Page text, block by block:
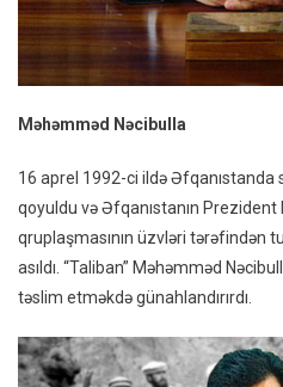
Məhəmməd Nəcibulla
16 aprel 1992-ci ildə
qoyuldu və Əfqanıstanın Prezident
qruplaşmasının üzvləri tərəfindən
asıldı. “Taliban” Məhəmməd
təslim etməkdə günahlandırırdı.